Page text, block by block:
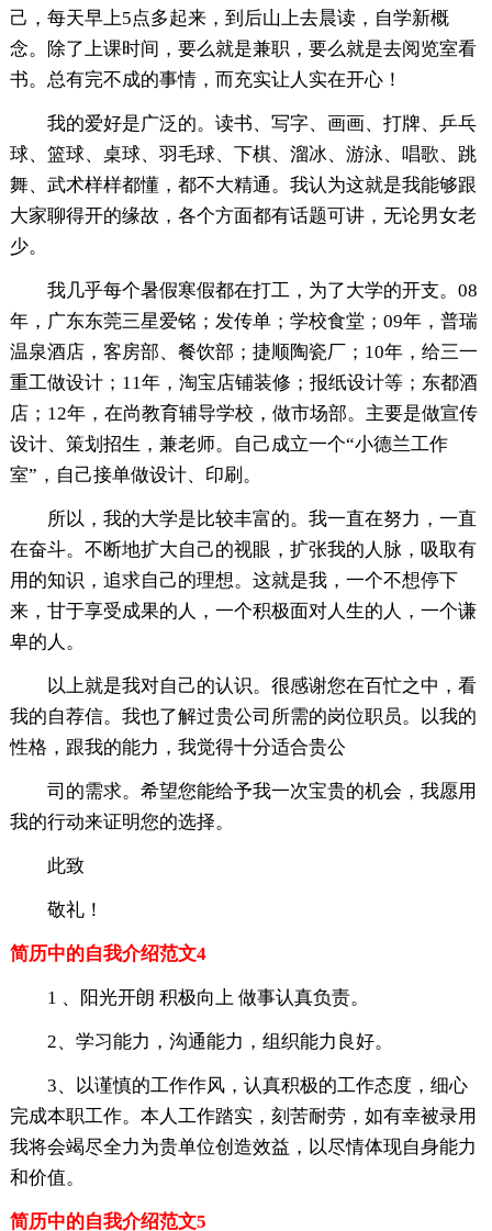
己，每天早上5点多起来，到后山上去晨读，自学新概
念。除了上课时间，要么就是兼职，要么就是去阅览室看
书。总有完不成的事情，而充实让人实在开心！
我的爱好是广泛的。读书、写字、画画、打牌、乒乓
球、篮球、桌球、羽毛球、下棋、溜冰、游泳、唱歌、跳
舞、武术样样都懂，都不大精通。我认为这就是我能够跟
大家聊得开的缘故，各个方面都有话题可讲，无论男女老
少。
我几乎每个暑假寒假都在打工，为了大学的开支。08
年，广东东莞三星爱铭；发传单；学校食堂；09年，普瑞
温泉酒店，客房部、餐饮部；捷顺陶瓷厂；10年，给三一
重工做设计；11年，淘宝店铺装修；报纸设计等；东都酒
店；12年，在尚教育辅导学校，做市场部。主要是做宣传
设计、策划招生，兼老师。自己成立一个“小德兰工作
室”，自己接单做设计、印刷。
所以，我的大学是比较丰富的。我一直在努力，一直
在奋斗。不断地扩大自己的视眼，扩张我的人脉，吸取有
用的知识，追求自己的理想。这就是我，一个不想停下
来，甘于享受成果的人，一个积极面对人生的人，一个谦
卑的人。
以上就是我对自己的认识。很感谢您在百忙之中，看
我的自荐信。我也了解过贵公司所需的岗位职员。以我的
性格，跟我的能力，我觉得十分适合贵公
司的需求。希望您能给予我一次宝贵的机会，我愿用
我的行动来证明您的选择。
此致
敬礼！
简历中的自我介绍范文4
1 、阳光开朗 积极向上 做事认真负责。
2、学习能力，沟通能力，组织能力良好。
3、以谨慎的工作作风，认真积极的工作态度，细心
完成本职工作。本人工作踏实，刻苦耐劳，如有幸被录用
我将会竭尽全力为贵单位创造效益，以尽情体现自身能力
和价值。
简历中的自我介绍范文5